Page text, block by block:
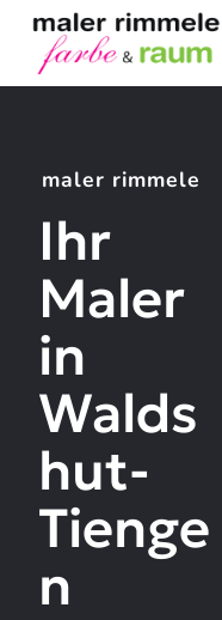
Zum
Inhalt
springen
maler rimmele
Ihr
Maler
in
Walds
hut-
Tienge
n